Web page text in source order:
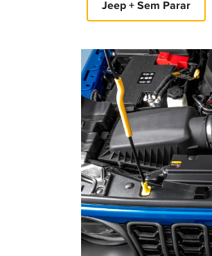
Jeep + Sem Parar